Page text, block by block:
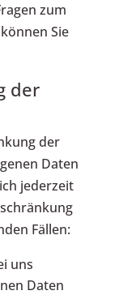
zum
Sie
der
der
Daten
jederzeit
Fällen:
uns
Daten